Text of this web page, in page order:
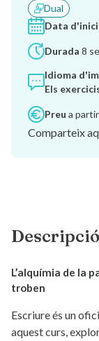
Dual
Data d'inici
Durada 8
Idioma
Els
Preu a
Comparteix
L’alquímia de la
troben
Escriure és un
aquest curs,